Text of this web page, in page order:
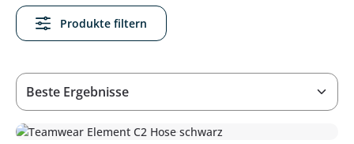
Produkte filtern